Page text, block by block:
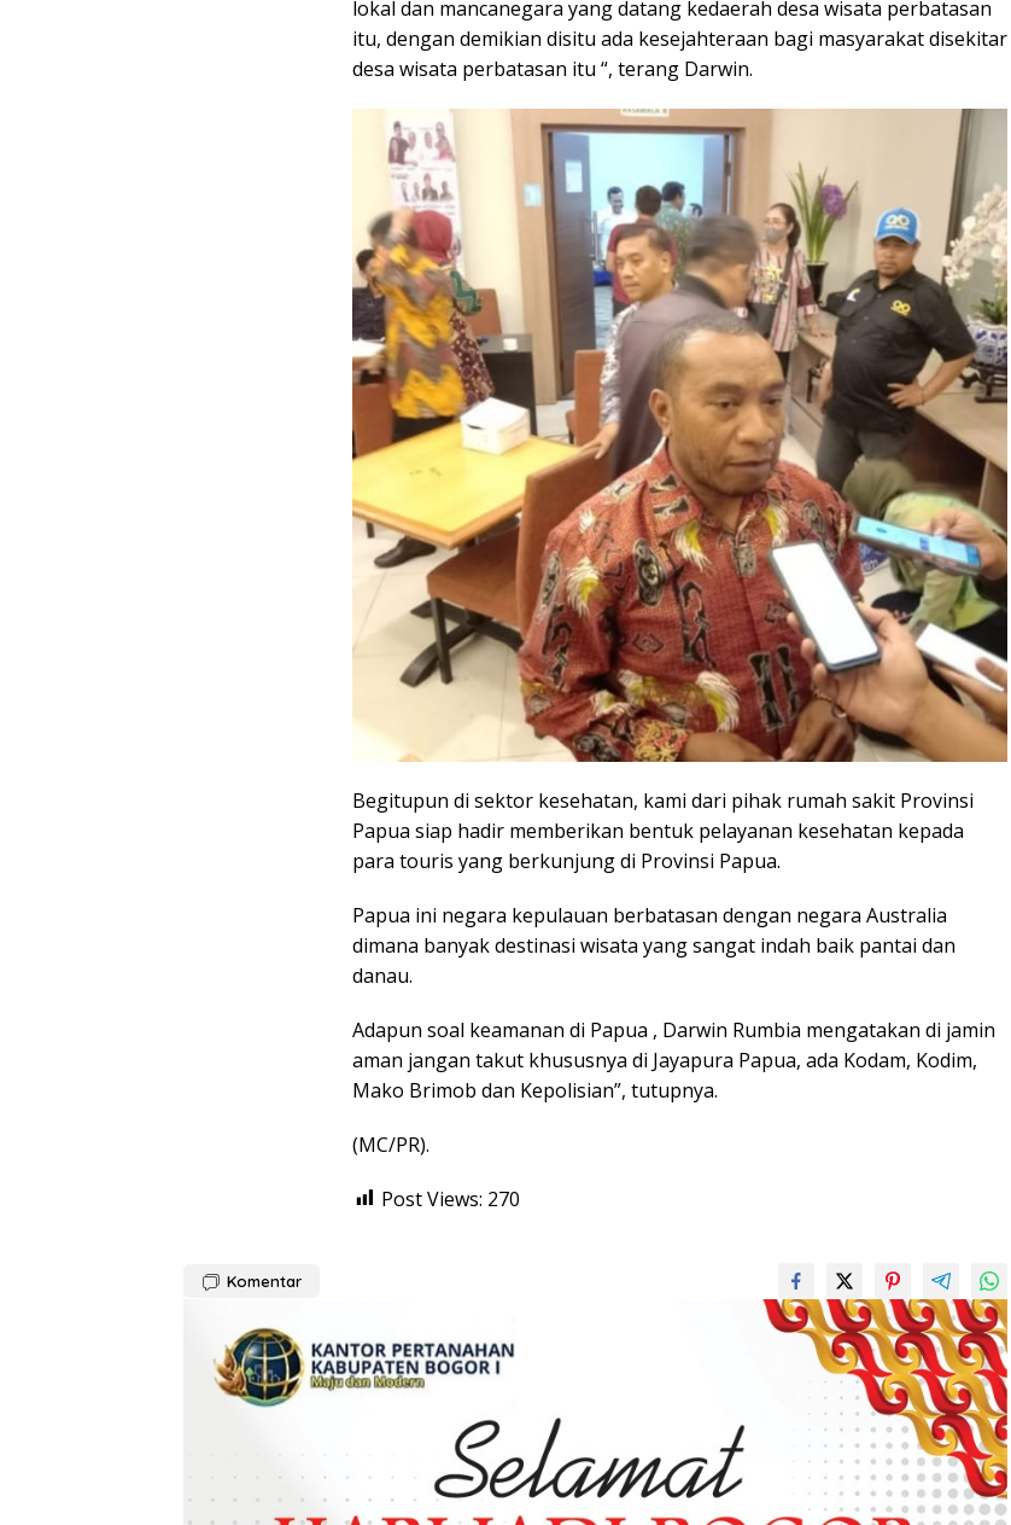
lokal dan mancanegara yang datang kedaerah desa wisata perbatasan
itu, dengan demikian disitu ada kesejahteraan bagi masyarakat disekitar
desa wisata perbatasan itu “, terang Darwin.
Begitupun di sektor kesehatan, kami dari pihak rumah sakit Provinsi
Papua siap hadir memberikan bentuk pelayanan kesehatan kepada
para touris yang berkunjung di Provinsi Papua.
Papua ini negara kepulauan berbatasan dengan negara Australia
dimana banyak destinasi wisata yang sangat indah baik pantai dan
danau.
Adapun soal keamanan di Papua , Darwin Rumbia mengatakan di jamin
aman jangan takut khususnya di Jayapura Papua, ada Kodam, Kodim,
Mako Brimob dan Kepolisian”, tutupnya.
(MC/PR).
Post Views: 270
Komentar